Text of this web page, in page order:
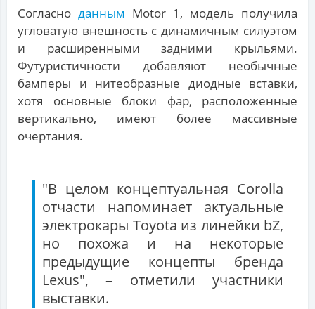
Согласно данным Motor 1, модель получила
угловатую внешность с динамичным силуэтом
и расширенными задними крыльями.
Футуристичности добавляют необычные
бамперы и нитеобразные диодные вставки,
хотя основные блоки фар, расположенные
вертикально, имеют более массивные
очертания.
"В целом концептуальная Corolla
отчасти напоминает актуальные
электрокары Toyota из линейки bZ,
но похожа и на некоторые
предыдущие концепты бренда
Lexus", – отметили участники
выставки.